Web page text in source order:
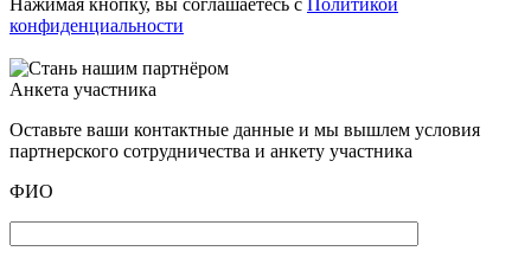
Нажимая кнопку, вы соглашаетесь с Политикой
конфиденциальности
Анкета участника
Оставьте ваши контактные данные и мы вышлем условия
партнерского сотрудничества и анкету участника
ФИО